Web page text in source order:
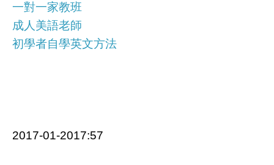
一對一家教班
成人美語老師
初學者自學英文方法
2017-01-2017:57